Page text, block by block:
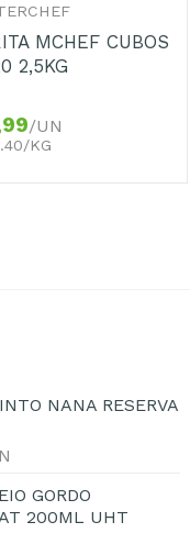
MCHEF CUBOS
2,5KG
/UN
KG
NANA RESERVA
GORDO
200ML UHT